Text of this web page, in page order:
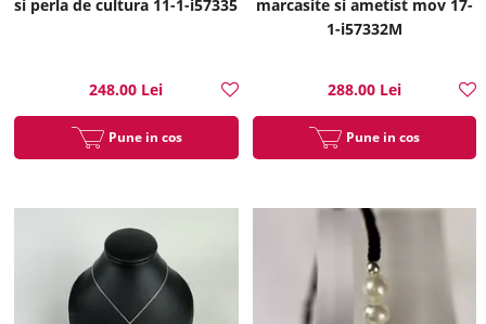
si perla de cultura 11-1-i57335
248.00 Lei
Pune in cos
marcasite si ametist mov 17-
1-i57332M
288.00 Lei
Pune in cos